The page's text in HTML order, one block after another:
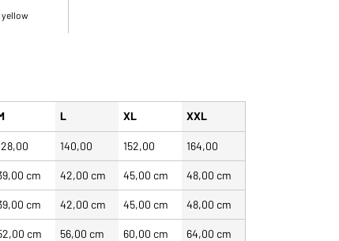
yellow
L XL XXL
140,00 152,00 164,00
cm 42,00 cm 45,00 cm 48,00 cm
cm 42,00 cm 45,00 cm 48,00 cm
cm 56,00 cm 60,00 cm 64,00 cm